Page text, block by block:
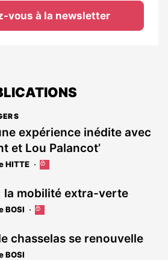
vous à la newsletter
expérience inédite avec
et Lou Palancot’
HITTE
Cet
est
réservé
aux
la mobilité extra-verte
BOSI
Cet
réservé
chasselas se renouvelle
BOSI